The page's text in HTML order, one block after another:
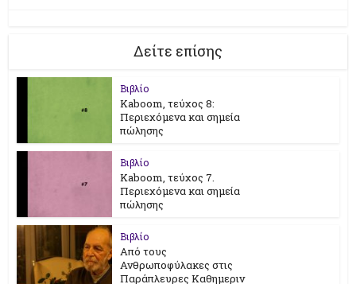
Δείτε επίσης
Βιβλίο
Kaboom, τεύχος 8:
Περιεχόμενα και σημεία
πώλησης
Βιβλίο
Kaboom, τεύχος 7.
Περιεχόμενα και σημεία
πώλησης
Βιβλίο
Από τους
Ανθρωποφύλακες στις
Παράπλευρες Καθημεριν